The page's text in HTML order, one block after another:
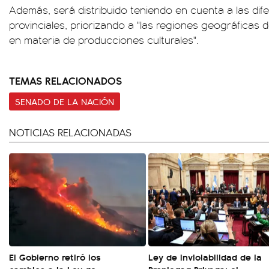
Además, será distribuido teniendo en cuenta a las
provinciales, priorizando a "las regiones geográficas
en materia de producciones culturales".
TEMAS RELACIONADOS
SENADO DE LA NACIÓN
NOTICIAS RELACIONADAS
El Gobierno retiró los
Ley de Inviolabilidad de la